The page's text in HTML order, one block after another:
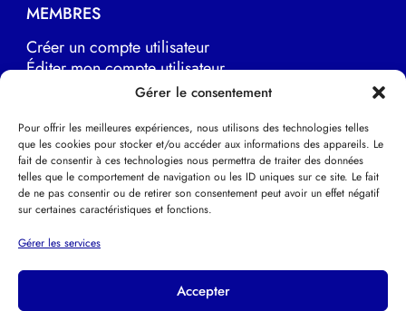
Gérer le consentement
Pour offrir les meilleures expériences, nous utilisons des technologies telles
que les cookies pour stocker et/ou accéder aux informations des appareils. Le
fait de consentir à ces technologies nous permettra de traiter des données
telles que le comportement de navigation ou les ID uniques sur ce site. Le fait
de ne pas consentir ou de retirer son consentement peut avoir un effet négatif
sur certaines caractéristiques et fonctions.
Gérer les services
Accepter
MEMBRES
Créer un compte utilisateur
Éditer mon compte utilisateur
LIENS UTILES
EFPP Europe
EFPP Deutsche Schweiz
Psychothérapie Psychanalytique